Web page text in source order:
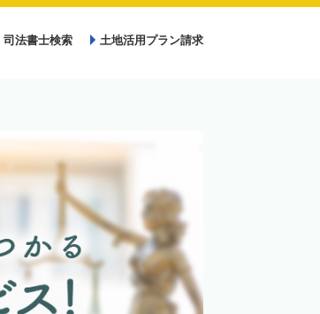
司法書士検索 土地活用プラン請求